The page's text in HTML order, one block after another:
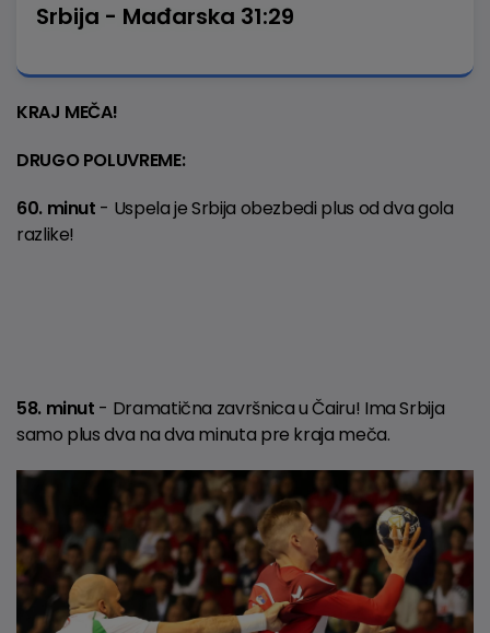
Srbija - Mađarska 31:29
KRAJ MEČA!
DRUGO POLUVREME:
60. minut - Uspela je Srbija obezbedi plus od dva gola
razlike!
58. minut - Dramatična završnica u Čairu! Ima Srbija
samo plus dva na dva minuta pre kraja meča.